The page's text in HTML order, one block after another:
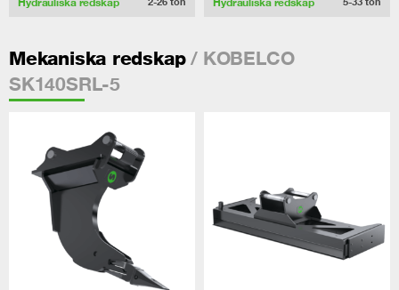
Mekaniska redskap/ KOBELCO
SK140SRL-5